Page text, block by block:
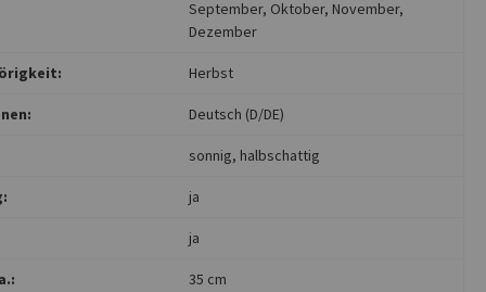
September, Oktober, November,
Dezember
Herbst
Deutsch (D/DE)
sonnig, halbschattig
ja
ja
35 cm